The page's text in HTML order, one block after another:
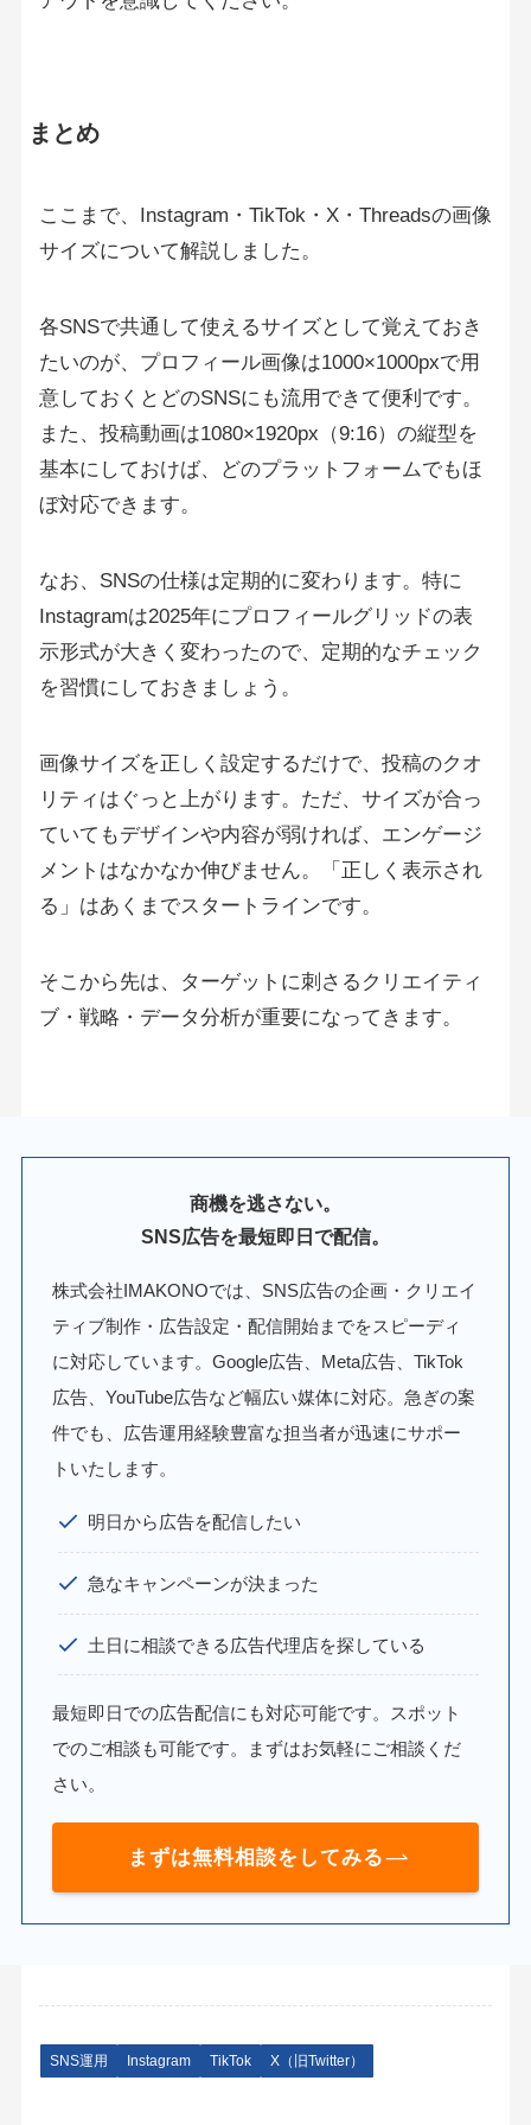
まとめ
ここまで、Instagram・TikTok・X・Threadsの画像
サイズについて解説しました。
各SNSで共通して使えるサイズとして覚えておき
たいのが、プロフィール画像は1000×1000pxで用
意しておくとどのSNSにも流用できて便利です。
また、投稿動画は1080×1920px（9:16）の縦型を
基本にしておけば、どのプラットフォームでもほ
ぼ対応できます。
なお、SNSの仕様は定期的に変わります。特に
Instagramは2025年にプロフィールグリッドの表
示形式が大きく変わったので、定期的なチェック
を習慣にしておきましょう。
画像サイズを正しく設定するだけで、投稿のクオ
リティはぐっと上がります。ただ、サイズが合っ
ていてもデザインや内容が弱ければ、エンゲージ
メントはなかなか伸びません。「正しく表示され
る」はあくまでスタートラインです。
そこから先は、ターゲットに刺さるクリエイティ
ブ・戦略・データ分析が重要になってきます。
商機を逃さない。
SNS広告を最短即日で配信。
株式会社IMAKONOでは、SNS広告の企画・クリエイ
ティブ制作・広告設定・配信開始までをスピーディ
に対応しています。Google広告、Meta広告、TikTok
広告、YouTube広告など幅広い媒体に対応。急ぎの案
件でも、広告運用経験豊富な担当者が迅速にサポー
トいたします。
明日から広告を配信したい
急なキャンペーンが決まった
土日に相談できる広告代理店を探している
最短即日での広告配信にも対応可能です。スポット
でのご相談も可能です。まずはお気軽にご相談くだ
さい。
まずは無料相談をしてみる
SNS運用 Instagram TikTok X（旧Twitter）